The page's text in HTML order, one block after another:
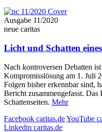
Ausgabe 11/2020
neue caritas
Licht und Schatten eines
Nach kontroversen Debatten
Kompromisslösung am 1. Juli
Folgen bisher erkennbar sind,
Bericht zusammengefasst.
Schattenseiten. Mehr
Facebook caritas.deYouTube
Linkedin caritas.de